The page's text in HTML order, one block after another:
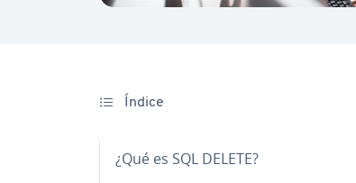
Índice
¿Qué es SQL DELETE?